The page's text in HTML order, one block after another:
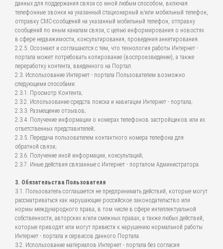
данных для поддержания связи со мной любым способом, включая
телефонные звонки на указанный стационарный и/или мобильный телефон,
отправку СМС-сообщений на указанный мобильный телефон, отправку
сообщений по иным каналам связи, с целью информирования о новостях
в сфере недвижимости, консультирования, проведения анкетирования.
2.2.5. Осознают и соглашаются с тем, что технология работы Интернет -
портала может потребовать копирование (воспроизведение), а также
переработку контента, введенного на Портал.
2.3. Использование Интернет - портала Пользователем возможно
следующими способами:
2.3.1. Просмотр Контента;
2.3.2. Использование средств поиска и навигации Интернет - портала;
2.3.3. Размещение отзывов;
2.3.4. Получение информации о номерах телефонов застройщиков или их
ответственных представителей;
2.3.5. Передача пользователем контактного номера телефона для
обратной связи;
2.3.6. Получение иной информации, консультаций;
2.3.7. Иные действия связанные с Интернет - порталом Администратора.
3. Обязательства Пользователя
3.1. Пользователь соглашается не предпринимать действий, которые могут
рассматриваться как нарушающие российское законодательство или
нормы международного права, в том числе в сфере интеллектуальной
собственности, авторских и/или смежных правах, а также любых действий,
которые приводят или могут привести к нарушению нормальной работы
Интернет - портала и сервисов данного Портала.
3.2. Использование материалов Интернет - портала без согласия